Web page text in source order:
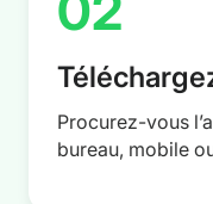
Procurez-vous
bureau, mobile